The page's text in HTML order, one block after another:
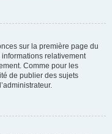
sur la première page du
relativement
Comme pour les
de publier des sujets